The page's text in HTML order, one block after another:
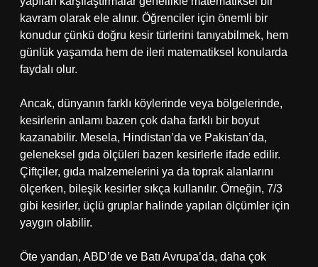
kavram olarak ele alınır. Öğrenciler için önemli bir
konudur çünkü doğru kesir türlerini tanıyabilmek, hem
günlük yaşamda hem de ileri matematiksel konularda
faydalı olur.
Ancak, dünyanın farklı köylerinde veya bölgelerinde,
kesirlerin anlamı bazen çok daha farklı bir boyut
kazanabilir. Mesela, Hindistan’da ve Pakistan’da,
geleneksel gıda ölçüleri bazen kesirlerle ifade edilir.
Çiftçiler, gıda malzemelerini ya da toprak alanlarını
ölçerken, bileşik kesirler sıkça kullanılır. Örneğin, 7/3
gibi kesirler, üçlü gruplar halinde yapılan ölçümler için
yaygın olabilir.
Öte yandan, ABD’de ve Batı Avrupa’da, daha çok